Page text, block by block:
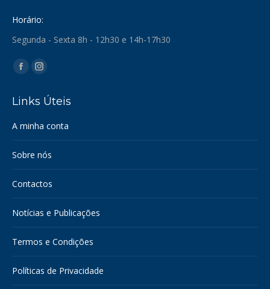
Horário:
Segunda - Sexta 8h - 12h30 e 14h-17h30
Find us on:
Facebook
opens
window
Instagram
opens
window
Links Úteis
A minha conta
Sobre nós
Contactos
Notícias e Publicações
Termos e Condições
Políticas de Privacidade